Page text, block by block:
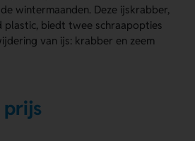
wintermaanden. Deze ijskrabber,
plastic, biedt twee schraapopties
van ijs: krabber en zeem
in de hand, wat het krabben
Koninkrijk en is perfect voor
naar een groen promotieartikel. De
ijskrabber is verkrijgbaar in
prijs